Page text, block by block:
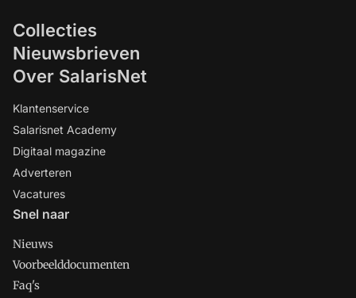
Collecties
Nieuwsbrieven
Over SalarisNet
Klantenservice
Salarisnet Academy
Digitaal magazine
Adverteren
Vacatures
Snel naar
Nieuws
Voorbeelddocumenten
Faq's